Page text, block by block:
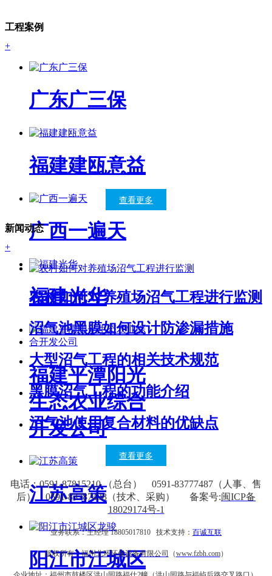
工程案例
+
广东广三保
福建建瓯意益
广西一遍天
福建光华
福建平潭阳光
生态农业综合
开发公司
江苏高策
阳江市江城区
查看更多
新闻动态
+
农村如何对养殖场沼气工程进行监测
沼气池黑膜如何设计防渗漏措施
大型沼气工程的相关技术规范
黑膜沼气工程的功能介绍
沼气池使用复合材料的优缺点
查看更多
电话：0591-87815210 （总台） 0591-83777487（人事、售
后） 0591-83787438（技术、采购） 备案号:闽ICP备
18029174号-1
业务联系：王经理 18805017810 技术支持： 百诚互联
版权所有：福州北环环保设备有限公司 （www.fzbh.com）